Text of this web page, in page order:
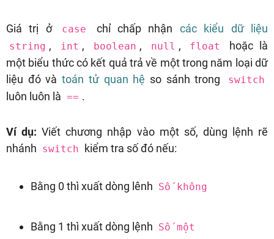
Giá trị ở case chỉ chấp nhận các kiểu dữ liệu
string , int , boolean , null , float
hoặc là
một biểu thức có kết quả trả về một trong năm loại dữ
liệu đó vàtoán tử quan hệ so sánh trong switch
luôn luôn là == .
Ví dụ: Viết chương nhập vào một số, dùng lệnh rẽ
nhánh switch kiểm tra số đó nếu:
Bằng 0 thì xuất dòng lênh Số không
Bằng 1 thì xuất dòng lệnh Số một